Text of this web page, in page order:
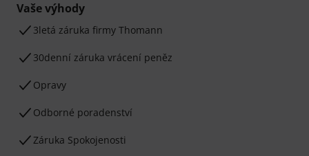
Vaše výhody
3letá záruka firmy Thomann
30denní záruka vrácení peněz
Opravy
Odborné poradenství
Záruka Spokojenosti